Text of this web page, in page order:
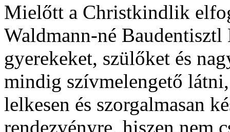
Mielőtt a Christkindlik
Waldmann-né
gyerekeket, szülőket és
mindig szívmelengető
lelkesen és szorgalmasan
rendezvényre, hiszen nem